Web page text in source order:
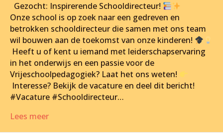
Gezocht: Inspirerende Schooldirecteur!
Onze school is op zoek naar een gedreven en
betrokken schooldirecteur die samen met ons team
wil bouwen aan de toekomst van onze kinderen!
Heeft u of kent u iemand met leiderschapservaring
in het onderwijs en een passie voor de
Vrijeschoolpedagogiek? Laat het ons weten!
Interesse? Bekijk de vacature en deel dit bericht!
#Vacature #Schooldirecteur…
Lees meer